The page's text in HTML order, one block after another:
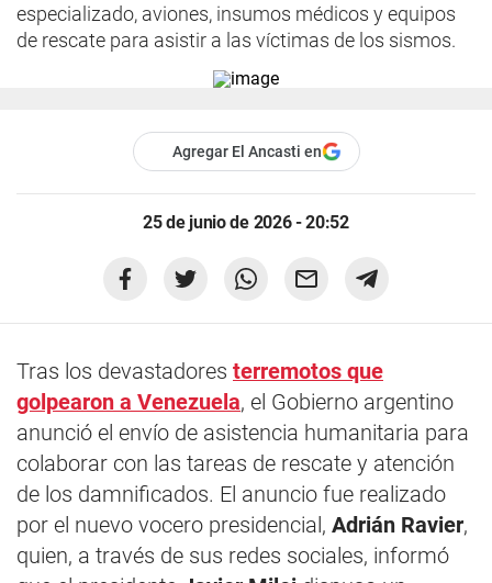
especializado, aviones, insumos médicos y equipos
de rescate para asistir a las víctimas de los sismos.
Agregar El Ancasti en
25 de junio de 2026 - 20:52
Tras los devastadores terremotos que
golpearon a Venezuela, el Gobierno argentino
anunció el envío de asistencia humanitaria para
colaborar con las tareas de rescate y atención
de los damnificados. El anuncio fue realizado
por el nuevo vocero presidencial, Adrián Ravier,
quien, a través de sus redes sociales, informó